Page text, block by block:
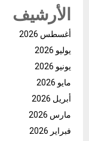
الأرشيف
أغسطس 2026
يوليو 2026
يونيو 2026
مايو 2026
أبريل 2026
مارس 2026
فبراير 2026